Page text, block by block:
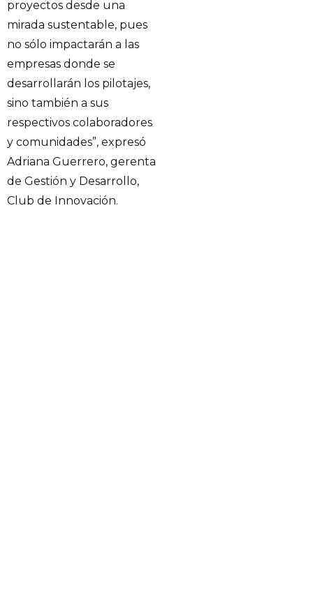
proyectos desde una
mirada sustentable, pues
no sólo impactarán a las
empresas donde se
desarrollarán los pilotajes,
sino también a sus
respectivos colaboradores
y comunidades”, expresó
Adriana Guerrero, gerenta
de Gestión y Desarrollo,
Club de Innovación.